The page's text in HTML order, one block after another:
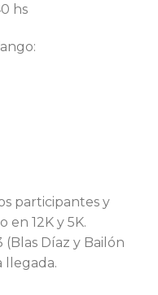
hs
participantes y
en 12K y 5K.
(Blas Díaz y Bailón
llegada.